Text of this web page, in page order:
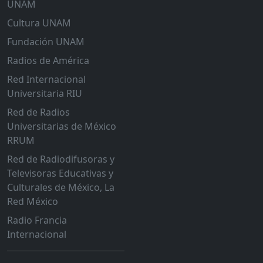
UNAM
Cultura UNAM
Fundación UNAM
Radios de América
Red Internacional
Universitaria RIU
Red de Radios
Universitarias de México
RRUM
Red de Radiodifusoras y
Televisoras Educativas y
Culturales de México, La
Red México
Radio Francia
Internacional